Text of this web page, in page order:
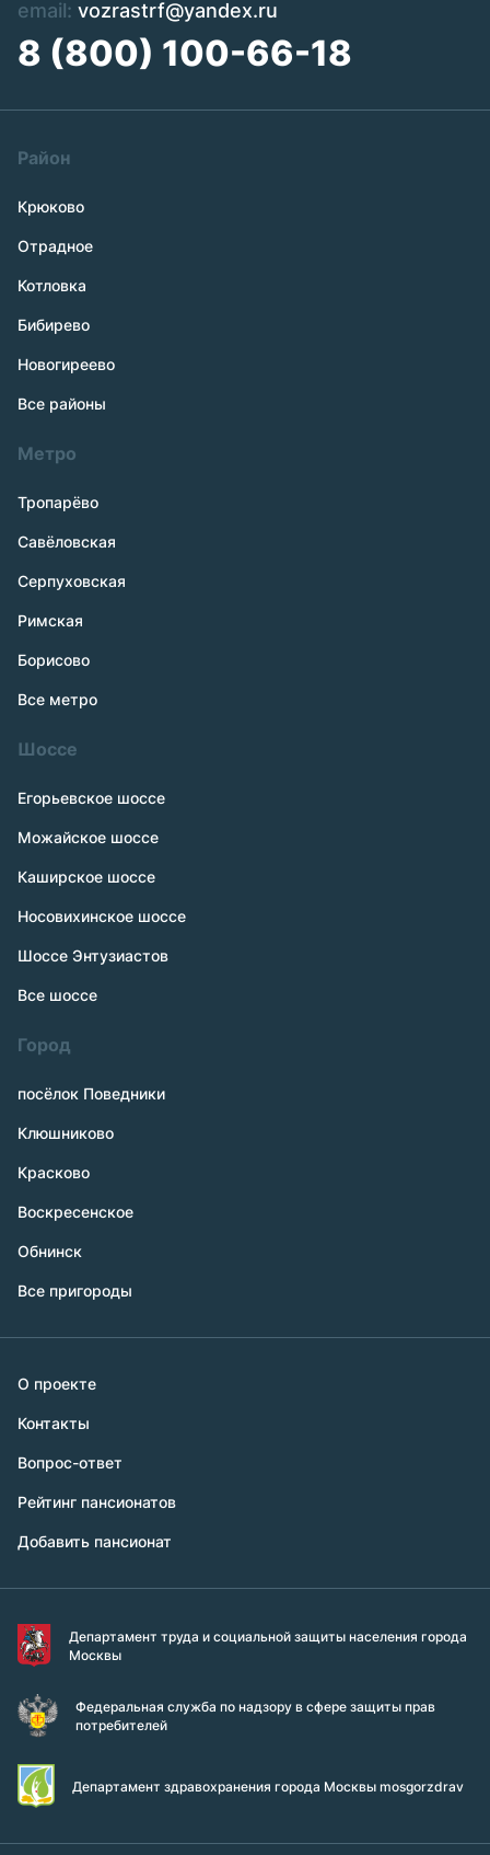
email: vozrastrf@yandex.ru
8 (800) 100-66-18
Район
Крюково
Отрадное
Котловка
Бибирево
Новогиреево
Все районы
Метро
Тропарёво
Савёловская
Серпуховская
Римская
Борисово
Все метро
Шоссе
Егорьевское шоссе
Можайское шоссе
Каширское шоссе
Носовихинское шоссе
Шоссе Энтузиастов
Все шоссе
Город
посёлок Поведники
Клюшниково
Красково
Воскресенское
Обнинск
Все пригороды
О проекте
Контакты
Вопрос-ответ
Рейтинг пансионатов
Добавить пансионат
Департамент труда и социальной защиты населения города
Москвы
Федеральная служба по надзору в сфере защиты прав
потребителей
Департамент здравохранения города Москвы mosgorzdrav